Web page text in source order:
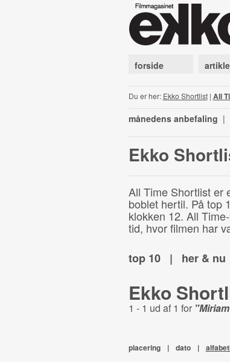
forside
Du er her: Ekko Shortlist| All
månedens anbefaling |
Ekko
All Time Shortlist er
boblet hertil. På top
klokken 12. All
tid, hvor filmen har
top 10
| her & nu
Ekko
1 - 1 ud af 1 for
placering | dato |